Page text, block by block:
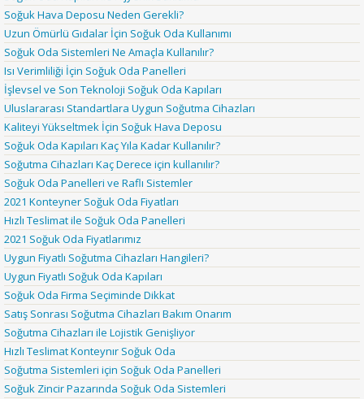
Soğuk Hava Deposu Neden Gerekli?
Uzun Ömürlü Gıdalar İçin Soğuk Oda Kullanımı
Soğuk Oda Sistemleri Ne Amaçla Kullanılır?
Isı Verimliliği İçin Soğuk Oda Panelleri
İşlevsel ve Son Teknoloji Soğuk Oda Kapıları
Uluslararası Standartlara Uygun Soğutma Cihazları
Kaliteyi Yükseltmek İçin Soğuk Hava Deposu
Soğuk Oda Kapıları Kaç Yıla Kadar Kullanılır?
Soğutma Cihazları Kaç Derece için kullanılır?
Soğuk Oda Panelleri ve Raflı Sistemler
2021 Konteyner Soğuk Oda Fiyatları
Hızlı Teslimat ile Soğuk Oda Panelleri
2021 Soğuk Oda Fiyatlarımız
Uygun Fiyatlı Soğutma Cihazları Hangileri?
Uygun Fiyatlı Soğuk Oda Kapıları
Soğuk Oda Firma Seçiminde Dikkat
Satış Sonrası Soğutma Cihazları Bakım Onarım
Soğutma Cihazları ile Lojistik Genişliyor
Hızlı Teslimat Konteynır Soğuk Oda
Soğutma Sistemleri için Soğuk Oda Panelleri
Soğuk Zincir Pazarında Soğuk Oda Sistemleri